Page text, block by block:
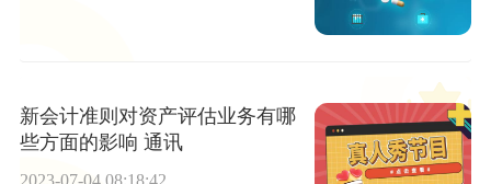
新会计准则对资产评估业务有哪
些方面的影响 通讯
2023-07-04 08:18:42